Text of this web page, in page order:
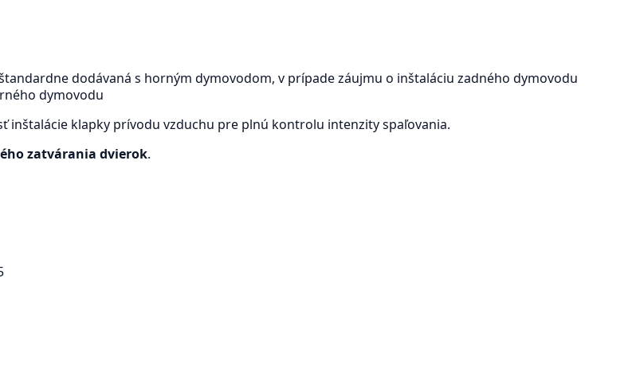
dodávaná s horným dymovodom, v prípade záujmu o inštaláciu zadného dymovodu
dymovodu
inštalácie klapky prívodu vzduchu pre plnú kontrolu intenzity spaľovania.
zatvárania dvierok.